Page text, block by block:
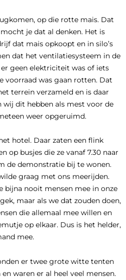
op die rotte mais. Dat
je dat al denken. Het is
dat mais opkoopt en in silo’s
dat het ventilatiesysteem in de
geen elektriciteit was of iets
voorraad was gaan rotten. Dat
terrein verzameld en is daar
dit hebben als mest voor de
weer opgeruimd.
hotel. Daar zaten een flink
op busjes die ze vanaf 7.30 naar
de demonstratie bij te wonen.
graag met ons meerijden.
bijna nooit mensen mee in onze
maar als we dat zouden doen,
die allemaal mee willen en
op elkaar. Dus is het helder,
mee.
er twee grote witte tenten
waren er al heel veel mensen.